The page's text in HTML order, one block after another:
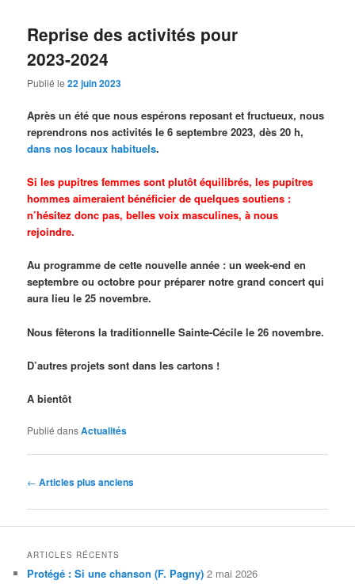
Reprise des activités pour
2023-2024
Publié le22 juin 2023
Après un été que nous espérons reposant et fructueux, nous
reprendrons nos activités le 6 septembre 2023, dès 20 h,
dans nos locaux habituels.
Si les pupitres femmes sont plutôt équilibrés, les pupitres
hommes aimeraient bénéficier de quelques soutiens :
n’hésitez donc pas, belles voix masculines, à nous
rejoindre.
Au programme de cette nouvelle année : un week-end en
septembre ou octobre pour préparer notre grand concert qui
aura lieu le 25 novembre.
Nous fêterons la traditionnelle Sainte-Cécile le 26 novembre.
D’autres projets sont dans les cartons !
A bientôt
Publié dansActualités
Navigation
articles
← Articles plus anciens
ARTICLES RÉCENTS
Protégé : Si une chanson (F. Pagny) 2 mai 2026